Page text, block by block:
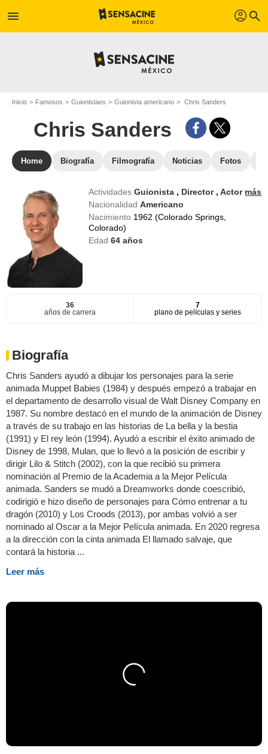
menu profil search
Inicio Famosos Guionistaes Guionista americano Chris Sanders
Chris Sanders
Home Biografía Filmografía Noticias Fotos
ActividadesGuionista , Director ,Actor más
NacionalidadAmericano
Nacimiento 1962 (Colorado Springs,
Colorado)
Edad64 años
36
años de carrera
7
plano de películas y series
Biografía
Chris Sanders ayudó a dibujar los personajes para la serie
animada Muppet Babies (1984) y después empezó a trabajar en
el departamento de desarrollo visual de Walt Disney Company en
1987. Su nombre destacó en el mundo de la animación de Disney
a través de su trabajo en las historias de La bella y la bestia
(1991) y El rey león (1994). Ayudó a escribir el éxito animado de
Disney de 1998, Mulan, que lo llevó a la posición de escribir y
dirigir Lilo & Stitch (2002), con la que recibió su primera
nominación al Premio de la Academia a la Mejor Película
animada. Sanders se mudó a Dreamworks donde coescribió,
codirigió e hizo diseño de personajes para Cómo entrenar a tu
dragón (2010) y Los Croods (2013), por ambas volvió a ser
nominado al Oscar a la Mejor Película animada. En 2020 regresa
a la dirección con la cinta animada El llamado salvaje, que
contará la historia ...
Leer más